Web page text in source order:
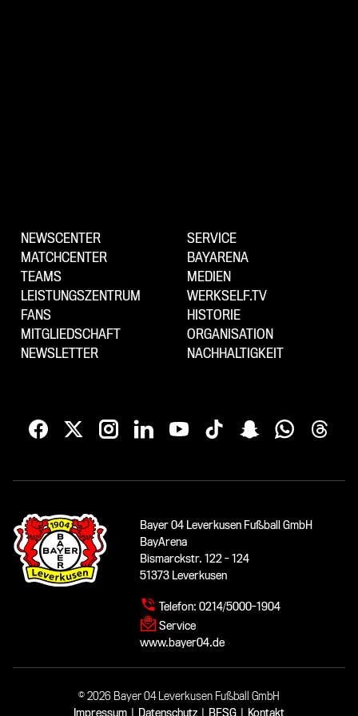
NEWSCENTER
MATCHCENTER
TEAMS
LEISTUNGSZENTRUM
FANS
MITGLIEDSCHAFT
NEWSLETTER
SERVICE
BAYARENA
MEDIEN
WERKSELF.TV
HISTORIE
ORGANISATION
NACHHALTIGKEIT
Bayer 04 Leverkusen Fußball GmbH
BayArena
Bismarckstr. 122 - 124
51373 Leverkusen
Telefon: 0214/5000-1904
Service
www.bayer04.de
© 2026 Bayer 04 Leverkusen Fußball GmbH
Impressum
Datenschutz BFSG Kontakt